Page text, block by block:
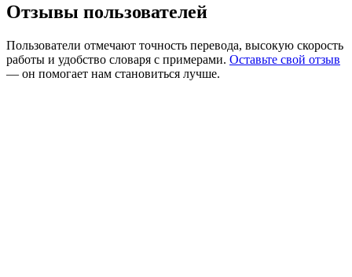
Отзывы пользователей
Пользователи отмечают точность перевода, высокую скорость
работы и удобство словаря с примерами. Оставьте свой отзыв
— он помогает нам становиться лучше.